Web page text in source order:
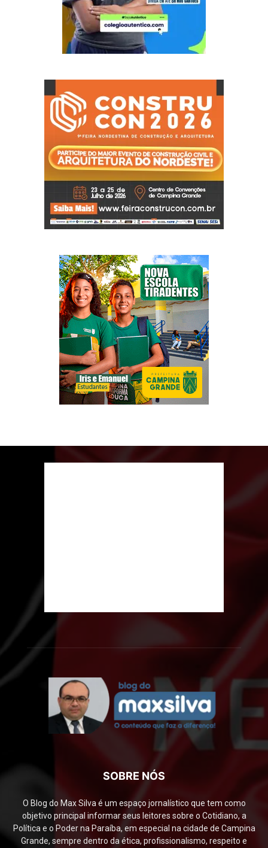
SOBRE NÓS
O Blog do Max Silva é um espaço jornalístico que tem como
objetivo principal informar seus leitores sobre o Cotidiano, a
Política e o Poder na Paraíba, em especial na cidade de Campina
Grande, sempre dentro da ética, profissionalismo, respeito e